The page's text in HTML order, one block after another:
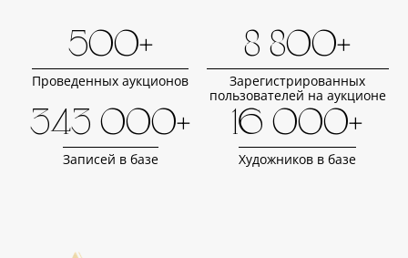
500+
Проведенных аукционов
8 800+
Зарегистрированных
пользователей на аукционе
343 000+
Записей в базе
16 000+
Художников в базе